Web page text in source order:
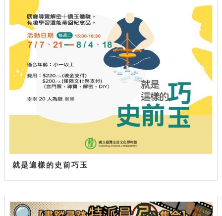
就是這樣的史前巧玉